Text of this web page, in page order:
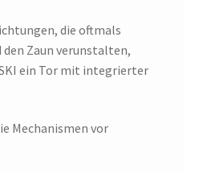
die oftmals
Zaun verunstalten,
ein Tor mit integrierter
Mechanismen vor